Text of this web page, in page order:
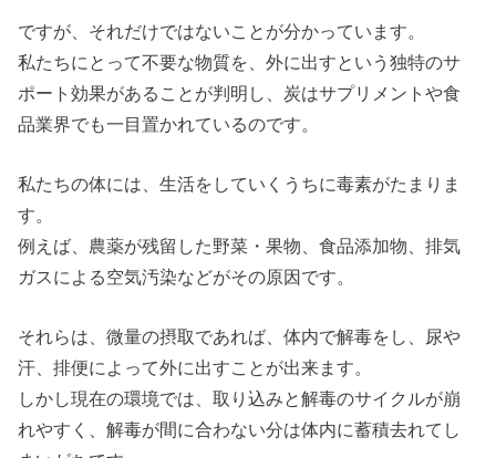
ですが、それだけではないことが分かっています。
私たちにとって不要な物質を、外に出すという独特のサ
ポート効果があることが判明し、炭はサプリメントや食
品業界でも一目置かれているのです。
私たちの体には、生活をしていくうちに毒素がたまりま
す。
例えば、農薬が残留した野菜・果物、食品添加物、排気
ガスによる空気汚染などがその原因です。
それらは、微量の摂取であれば、体内で解毒をし、尿や
汗、排便によって外に出すことが出来ます。
しかし現在の環境では、取り込みと解毒のサイクルが崩
れやすく、解毒が間に合わない分は体内に蓄積去れてし